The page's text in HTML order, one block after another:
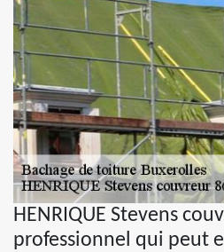
HENRIQUE Stevens
professionnel qui peut